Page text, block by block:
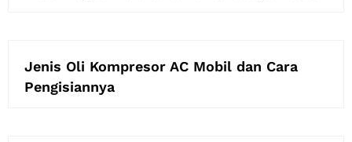
Jenis Oli Kompresor AC Mobil dan Cara
Pengisiannya